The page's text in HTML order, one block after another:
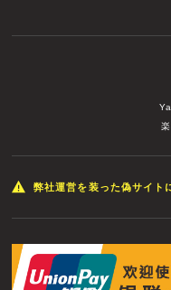
弊社運営を装った偽サイト